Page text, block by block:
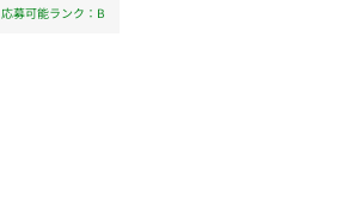
応募可能ランク：B